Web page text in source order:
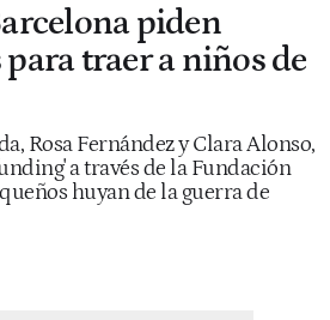
piden
traer a niños de
Rosa Fernández y Clara Alonso,
a través de la Fundación
huyan de la guerra de